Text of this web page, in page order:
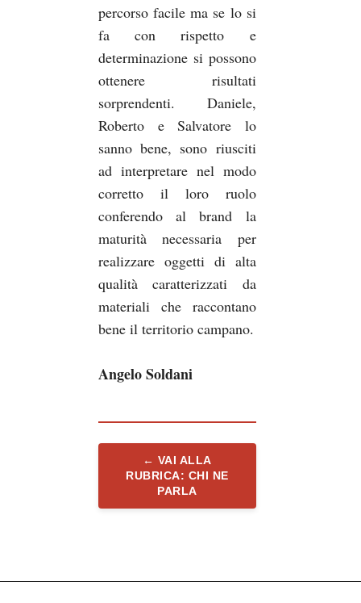
percorso facile ma se lo si
fa con rispetto e
determinazione si possono
ottenere risultati
sorprendenti. Daniele,
Roberto e Salvatore lo
sanno bene, sono riusciti
ad interpretare nel modo
corretto il loro ruolo
conferendo al brand la
maturità necessaria per
realizzare oggetti di alta
qualità caratterizzati da
materiali che raccontano
bene il territorio campano.
Angelo Soldani
← VAI ALLA
RUBRICA: CHI NE
PARLA